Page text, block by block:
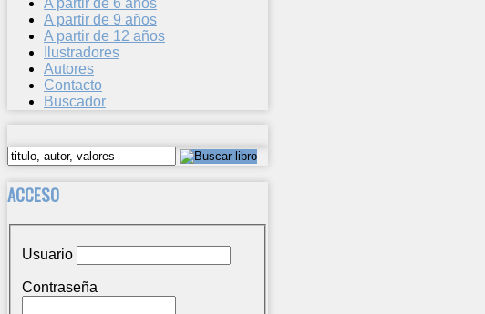
A partir de 9 años
A partir de 12 años
Ilustradores
Autores
Contacto
Buscador
ACCESO
Usuario
Contraseña